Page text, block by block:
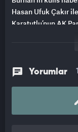
Hasan Ufuk Çakır
Karatutlu’nun AK
Burhan, ayrıca
ifade etti.
"ÇOK SES
Burhan, asıl
Yorumlar